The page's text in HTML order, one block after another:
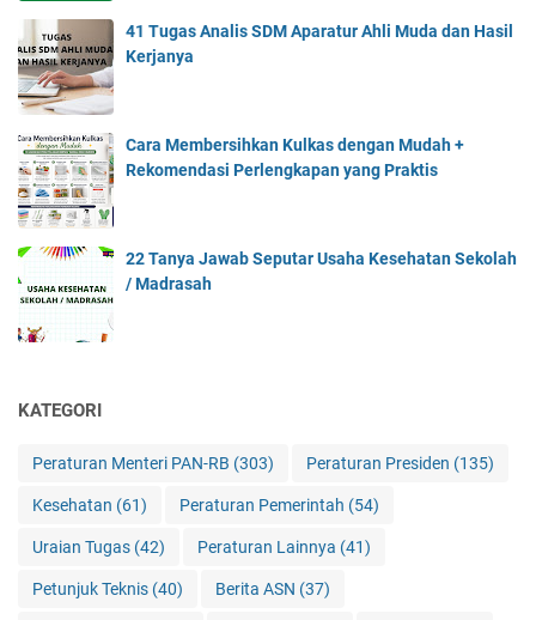
41 Tugas Analis SDM Aparatur Ahli Muda dan Hasil
Kerjanya
Cara Membersihkan Kulkas dengan Mudah +
Rekomendasi Perlengkapan yang Praktis
22 Tanya Jawab Seputar Usaha Kesehatan Sekolah
/ Madrasah
KATEGORI
Peraturan Menteri PAN-RB (303) Peraturan Presiden (135)
Kesehatan (61) Peraturan Pemerintah (54)
Uraian Tugas (42) Peraturan Lainnya (41)
Petunjuk Teknis (40) Berita ASN (37)